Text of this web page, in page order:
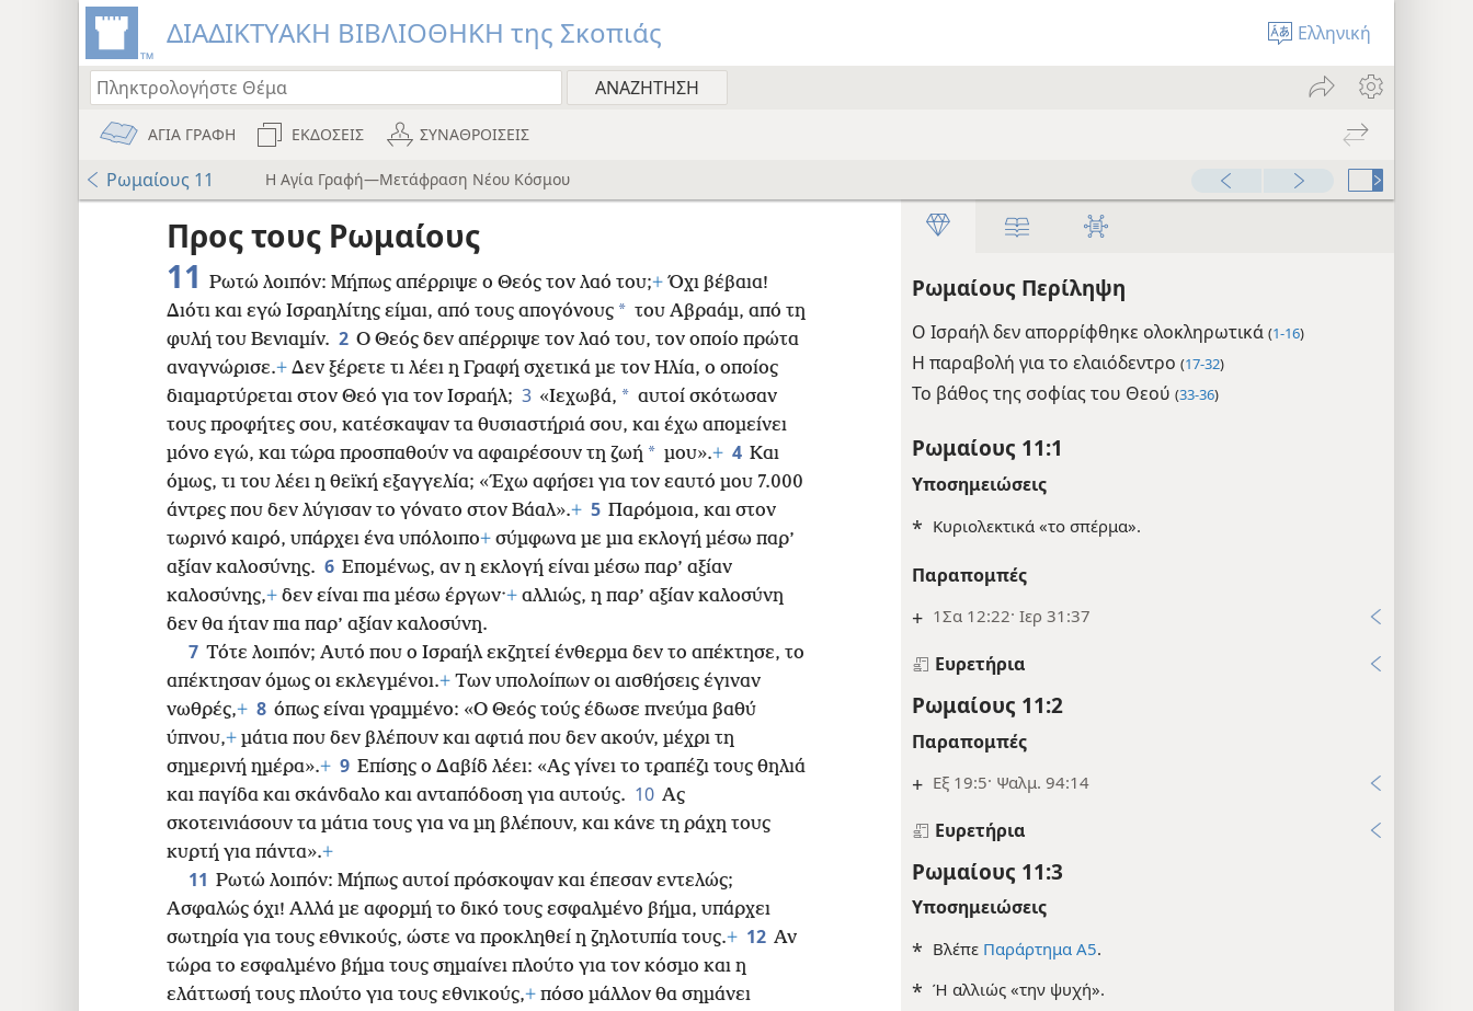
ΔΙΑΔΙΚΤΥΑΚΗ ΒΙΒΛΙΟΘΗΚΗ της Σκοπιάς Ελληνική
ΑΓΙΑ ΓΡΑΦΗ ΕΚΔΟΣΕΙΣ ΣΥΝΑΘΡΟΙΣΕΙΣ
Ρωμαίους 11 Η Αγία Γραφή—Μετάφραση Νέου Κόσμου
Ρωμαίους Περίληψη
Ο Ισραήλ δεν απορρίφθηκε ολοκληρωτικά (1-16)
Η παραβολή για το ελαιόδεντρο (17-32)
Το βάθος της σοφίας του Θεού (33-36)
Ρωμαίους 11:1
Υποσημειώσεις
* Κυριολεκτικά «το σπέρμα».
Παραπομπές
+ 1Σα 12:22· Ιερ 31:37
Ευρετήρια
Ρωμαίους 11:2
Παραπομπές
+ Εξ 19:5· Ψαλμ. 94:14
Ευρετήρια
Ρωμαίους 11:3
Υποσημειώσεις
* Βλέπε Παράρτημα Α5.
* Ή αλλιώς «την ψυχή».
Προς τους Ρωμαίους
11 Ρωτώ λοιπόν: Μήπως απέρριψε ο Θεός τον λαό του;+ Όχι βέβαια!
Διότι και εγώ Ισραηλίτης είμαι, από τους απογόνους * του Αβραάμ, από τη
φυλή του Βενιαμίν. 2 Ο Θεός δεν απέρριψε τον λαό του, τον οποίο πρώτα
αναγνώρισε.+ Δεν ξέρετε τι λέει η Γραφή σχετικά με τον Ηλία, ο οποίος
διαμαρτύρεται στον Θεό για τον Ισραήλ; 3 «Ιεχωβά, * αυτοί σκότωσαν
τους προφήτες σου, κατέσκαψαν τα θυσιαστήριά σου, και έχω απομείνει
μόνο εγώ, και τώρα προσπαθούν να αφαιρέσουν τη ζωή * μου».+ 4 Και
όμως, τι του λέει η θεϊκή εξαγγελία; «Έχω αφήσει για τον εαυτό μου 7.000
άντρες που δεν λύγισαν το γόνατο στον Βάαλ».+ 5 Παρόμοια, και στον
τωρινό καιρό, υπάρχει ένα υπόλοιπο+ σύμφωνα με μια εκλογή μέσω παρ’
αξίαν καλοσύνης. 6 Επομένως, αν η εκλογή είναι μέσω παρ’ αξίαν
καλοσύνης,+ δεν είναι πια μέσω έργων·+ αλλιώς, η παρ’ αξίαν καλοσύνη
δεν θα ήταν πια παρ’ αξίαν καλοσύνη.
7 Τότε λοιπόν; Αυτό που ο Ισραήλ εκζητεί ένθερμα δεν το απέκτησε, το
απέκτησαν όμως οι εκλεγμένοι.+ Των υπολοίπων οι αισθήσεις έγιναν
νωθρές,+ 8 όπως είναι γραμμένο: «Ο Θεός τούς έδωσε πνεύμα βαθύ
ύπνου,+ μάτια που δεν βλέπουν και αφτιά που δεν ακούν, μέχρι τη
σημερινή ημέρα».+ 9 Επίσης ο Δαβίδ λέει: «Ας γίνει το τραπέζι τους θηλιά
και παγίδα και σκάνδαλο και ανταπόδοση για αυτούς. 10 Ας
σκοτεινιάσουν τα μάτια τους για να μη βλέπουν, και κάνε τη ράχη τους
κυρτή για πάντα».+
11 Ρωτώ λοιπόν: Μήπως αυτοί πρόσκοψαν και έπεσαν εντελώς;
Ασφαλώς όχι! Αλλά με αφορμή το δικό τους εσφαλμένο βήμα, υπάρχει
σωτηρία για τους εθνικούς, ώστε να προκληθεί η ζηλοτυπία τους.+ 12 Αν
τώρα το εσφαλμένο βήμα τους σημαίνει πλούτο για τον κόσμο και η
ελάττωσή τους πλούτο για τους εθνικούς,+ πόσο μάλλον θα σημάνει